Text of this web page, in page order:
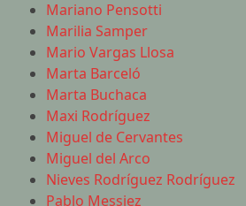
Mariano Pensotti
Marilia Samper
Mario Vargas Llosa
Marta Barceló
Marta Buchaca
Maxi Rodríguez
Miguel de Cervantes
Miguel del Arco
Nieves Rodríguez Rodríguez
Pablo Messiez